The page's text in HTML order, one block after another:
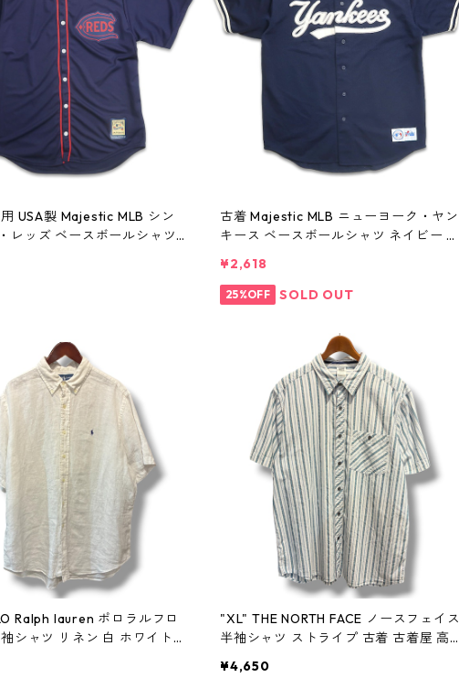
USA製 Majestic MLB シン
レッズ ベースボールシャツ
古着 Majestic MLB ニューヨーク・ヤン
キース ベースボールシャツ ネイビー 表
¥2,618
25%OFF SOLD OUT
Ralph lauren ポロラルフロ
シャツ リネン 白 ホワイト
"XL" THE NORTH FACE ノースフェイス
半袖シャツ ストライプ 古着 古着屋 高円
¥4,650